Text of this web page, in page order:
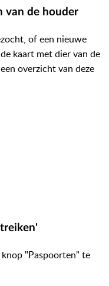
van de houder
of een nieuwe
kaart met dier van de
overzicht van deze
"Paspoorten" te